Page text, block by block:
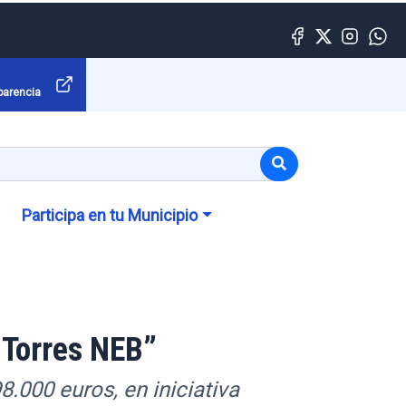
Participa en tu Municipio
NEB”
euros, en iniciativa